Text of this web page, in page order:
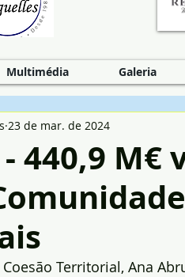
Multimédia Galeria
440,9 M€
23 de mar. de 2024
Territorial, Ana